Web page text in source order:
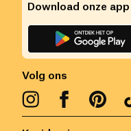
Volg ons
Download onze app